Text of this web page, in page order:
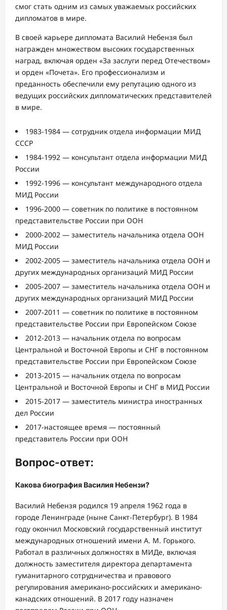
смог стать одним из самых уважаемых российских
дипломатов в мире.
В своей карьере дипломата Василий Небензя был
награжден множеством высоких государственных
наград, включая орден «За заслуги перед Отечеством»
и орден «Почета». Его профессионализм и
преданность обеспечили ему репутацию одного из
ведущих российских дипломатических представителей
в мире.
1983-1984 — сотрудник отдела информации МИД
СССР
1984-1992 — консультант отдела информации МИД
России
1992-1996 — консультант международного отдела
МИД России
1996-2000 — советник по политике в постоянном
представительстве России при ООН
2000-2002 — заместитель начальника отдела ООН
МИД России
2002-2005 — заместитель начальника отдела ООН и
других международных организаций МИД России
2005-2007 — заместитель начальника отдела ООН и
других международных организаций МИД России
2007-2011 — советник по политике в постоянном
представительстве России при Европейском Союзе
2012-2013 — начальник отдела по вопросам
Центральной и Восточной Европы и СНГ в постоянном
представительстве России при Европейском Союзе
2013-2015 — начальник отдела по вопросам
Центральной и Восточной Европы и СНГ в МИД России
2015-2017 — заместитель министра иностранных
дел России
2017-настоящее время — постоянный
представитель России при ООН
Вопрос-ответ:
Какова биография Василия Небензи?
Василий Небензя родился 19 апреля 1962 года в
городе Ленинграде (ныне Санкт-Петербург). В 1984
году окончил Московский государственный институт
международных отношений имени А. М. Горького.
Работал в различных должностях в МИДе, включая
должность заместителя директора департамента
гуманитарного сотрудничества и правового
регулирования американо-российских и американо-
канадских отношений. В 2017 году назначен